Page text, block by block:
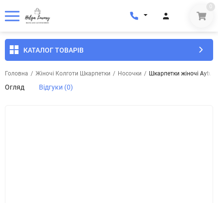
0
КАТАЛОГ ТОВАРІВ
Головна / Жіночі Колготи Шкарпетки / Носочки / Шкарпетки жіночі Aytug
Огляд Відгуки (0)